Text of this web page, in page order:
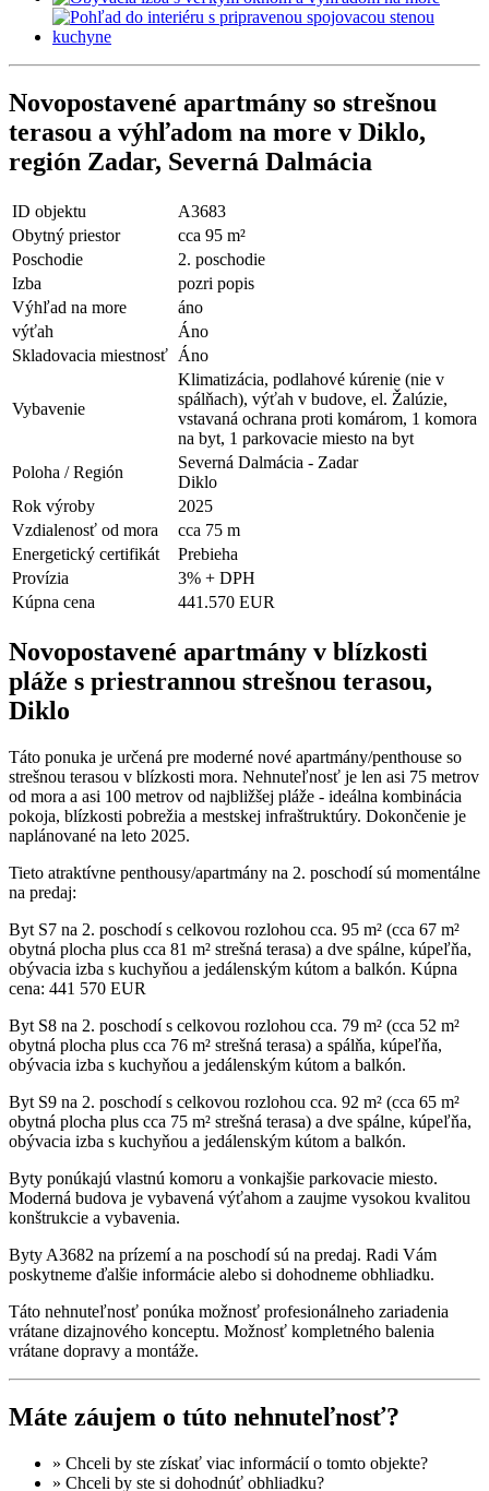
Novopostavené apartmány so strešnou
terasou a výhľadom na more v Diklo,
región Zadar, Severná Dalmácia
ID objektu
A3683
Obytný priestor
cca 95 m²
Poschodie
2. poschodie
Izba
pozri popis
Výhľad na more
áno
výťah
Áno
Skladovacia miestnosť Áno
Vybavenie
Klimatizácia, podlahové kúrenie (nie v
spálňach), výťah v budove, el. Žalúzie,
vstavaná ochrana proti komárom, 1 komora
na byt, 1 parkovacie miesto na byt
Poloha / Región
Severná Dalmácia - Zadar
Diklo
Rok výroby
2025
Vzdialenosť od mora
cca 75 m
Energetický certifikát
Prebieha
Provízia
3% + DPH
Kúpna cena
441.570 EUR
Novopostavené apartmány v blízkosti
pláže s priestrannou strešnou terasou,
Diklo
Táto ponuka je určená pre moderné nové apartmány/penthouse so
strešnou terasou v blízkosti mora. Nehnuteľnosť je len asi 75 metrov
od mora a asi 100 metrov od najbližšej pláže - ideálna kombinácia
pokoja, blízkosti pobrežia a mestskej infraštruktúry. Dokončenie je
naplánované na leto 2025.
Tieto atraktívne penthousy/apartmány na 2. poschodí sú momentálne
na predaj:
Byt S7 na 2. poschodí s celkovou rozlohou cca. 95 m² (cca 67 m²
obytná plocha plus cca 81 m² strešná terasa) a dve spálne, kúpeľňa,
obývacia izba s kuchyňou a jedálenským kútom a balkón. Kúpna
cena: 441 570 EUR
Byt S8 na 2. poschodí s celkovou rozlohou cca. 79 m² (cca 52 m²
obytná plocha plus cca 76 m² strešná terasa) a spálňa, kúpeľňa,
obývacia izba s kuchyňou a jedálenským kútom a balkón.
Byt S9 na 2. poschodí s celkovou rozlohou cca. 92 m² (cca 65 m²
obytná plocha plus cca 75 m² strešná terasa) a dve spálne, kúpeľňa,
obývacia izba s kuchyňou a jedálenským kútom a balkón.
Byty ponúkajú vlastnú komoru a vonkajšie parkovacie miesto.
Moderná budova je vybavená výťahom a zaujme vysokou kvalitou
konštrukcie a vybavenia.
Byty A3682 na prízemí a na poschodí sú na predaj. Radi Vám
poskytneme ďalšie informácie alebo si dohodneme obhliadku.
Táto nehnuteľnosť ponúka možnosť profesionálneho zariadenia
vrátane dizajnového konceptu. Možnosť kompletného balenia
vrátane dopravy a montáže.
Máte záujem o túto nehnuteľnosť?
» Chceli by ste získať viac informáciío tomto objekte?
» Chceli by ste si dohodnúť obhliadku?